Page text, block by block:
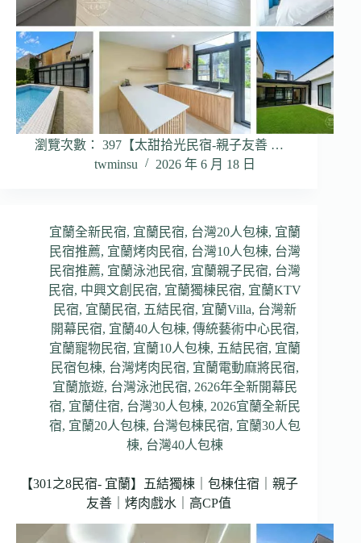
瀏覽次數： 397【太甜拾光民宿-親子友善 …
twminsu
2026 年 6 月 18 日
宜蘭全新民宿, 宜蘭民宿, 台灣20人包棟, 宜蘭
民宿推薦, 宜蘭烤肉民宿, 台灣10人包棟, 台灣
民宿推薦, 宜蘭泳池民宿, 宜蘭親子民宿, 台灣
民宿, 中興文創民宿, 宜蘭獨棟民宿, 宜蘭KTV
民宿, 宜蘭民宿, 五結民宿, 宜蘭Villa, 台灣新
開幕民宿, 宜蘭40人包棟,傳統藝術中心民宿,
宜蘭寵物民宿, 宜蘭10人包棟, 五結民宿, 宜蘭
民宿包棟, 台灣烤肉民宿, 宜蘭電動麻將民宿,
宜蘭旅遊, 台灣泳池民宿, 2626年全新開幕民
宿, 宜蘭住宿, 台灣30人包棟, 2026宜蘭全新民
宿, 宜蘭20人包棟, 台灣包棟民宿, 宜蘭30人包
棟, 台灣40人包棟
【301之8民宿- 宜蘭】五結獨棟｜包棟住宿｜親子
友善｜烤肉戲水｜高CP值